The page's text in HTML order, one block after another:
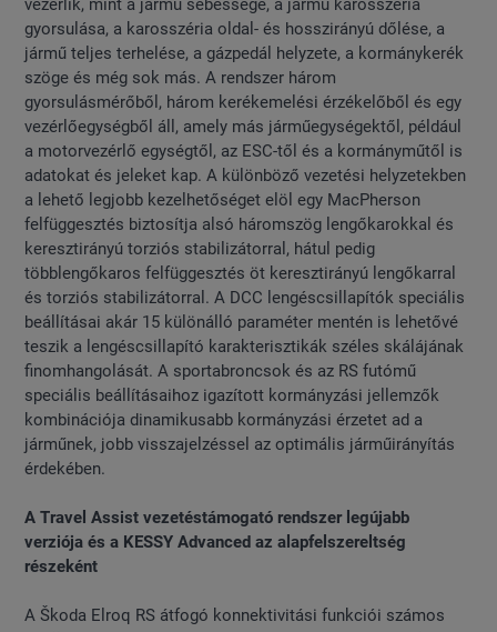
vezérlik, mint a jármű sebessége, a jármű karosszéria
gyorsulása, a karosszéria oldal- és hosszirányú dőlése, a
jármű teljes terhelése, a gázpedál helyzete, a kormánykerék
szöge és még sok más. A rendszer három
gyorsulásmérőből, három kerékemelési érzékelőből és egy
vezérlőegységből áll, amely más járműegységektől, például
a motorvezérlő egységtől, az ESC-től és a kormányműtől is
adatokat és jeleket kap. A különböző vezetési helyzetekben
a lehető legjobb kezelhetőséget elöl egy MacPherson
felfüggesztés biztosítja alsó háromszög lengőkarokkal és
keresztirányú torziós stabilizátorral, hátul pedig
többlengőkaros felfüggesztés öt keresztirányú lengőkarral
és torziós stabilizátorral. A DCC lengéscsillapítók speciális
beállításai akár 15 különálló paraméter mentén is lehetővé
teszik a lengéscsillapító karakterisztikák széles skálájának
finomhangolását. A sportabroncsok és az RS futómű
speciális beállításaihoz igazított kormányzási jellemzők
kombinációja dinamikusabb kormányzási érzetet ad a
járműnek, jobb visszajelzéssel az optimális járműirányítás
érdekében.
A Travel Assist vezetéstámogató rendszer legújabb
verziója és a KESSY Advanced az alapfelszereltség
részeként
A Škoda Elroq RS átfogó konnektivitási funkciói számos